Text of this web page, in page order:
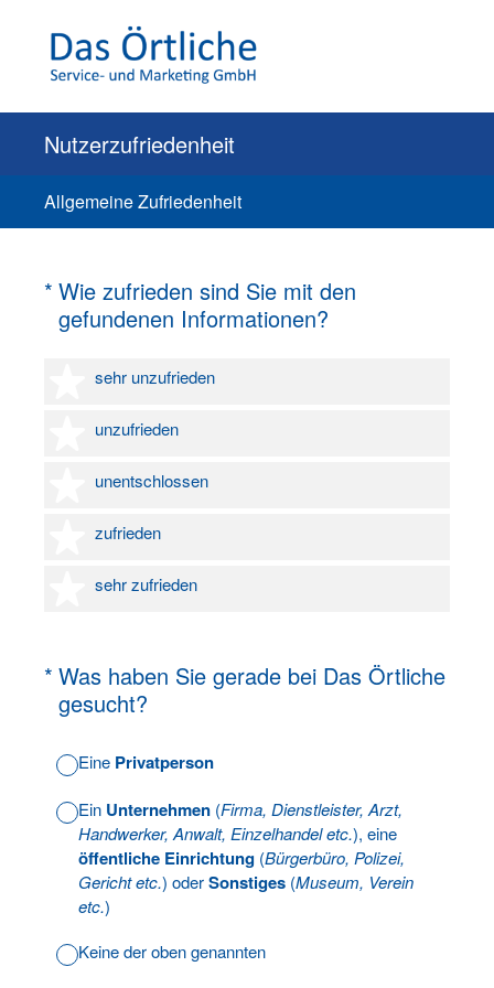
Nutzerzufriedenheit
Allgemeine Zufriedenheit
* Wie zufrieden sind Sie mit den
gefundenen Informationen?
(Erforderlich.)
sehr unzufrieden
1 Stern
unzufrieden
2 Sterne
unentschlossen
3 Sterne
zufrieden
4 Sterne
sehr zufrieden
5 Sterne
* Was haben Sie gerade bei Das Örtliche
gesucht?
(Erforderlich.)
Eine Privatperson
Ein Unternehmen (Firma, Dienstleister, Arzt,
Handwerker, Anwalt, Einzelhandel etc.), eine
öffentliche Einrichtung (Bürgerbüro, Polizei,
Gericht etc.) oderSonstiges (Museum, Verein
etc.)
Keine der oben genannten